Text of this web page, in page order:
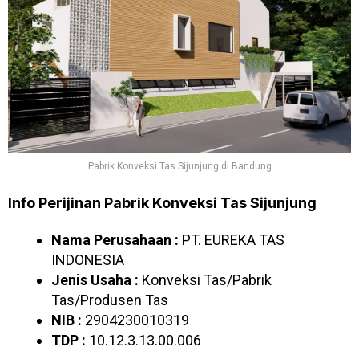
Pabrik Konveksi Tas Sijunjung di Bandung
Info Perijinan Pabrik Konveksi Tas Sijunjung
Nama Perusahaan : PT. EUREKA TAS
INDONESIA
Jenis Usaha : Konveksi Tas/Pabrik
Tas/Produsen Tas
NIB : 2904230010319
TDP : 10.12.3.13.00.006